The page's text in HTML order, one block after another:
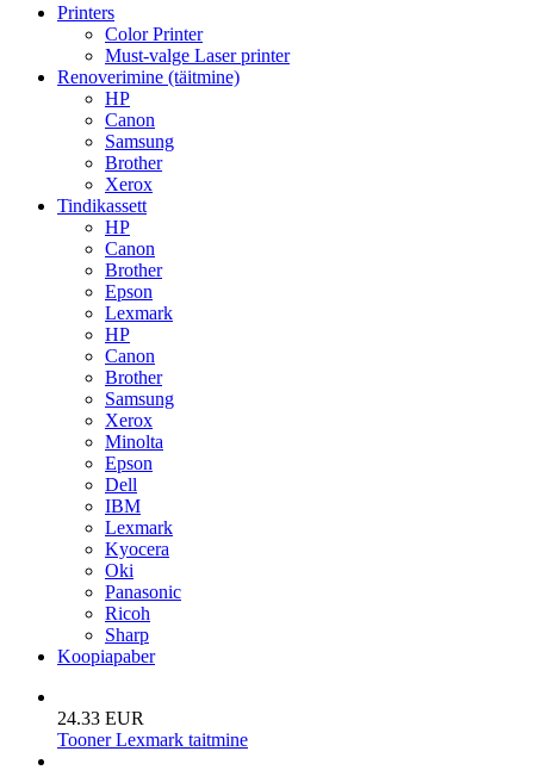
Printers
Color Printer
Must-valge Laser printer
Renoverimine (täitmine)
HP
Canon
Samsung
Brother
Xerox
Tindikassett
HP
Canon
Brother
Epson
Lexmark
HP
Canon
Brother
Samsung
Xerox
Minolta
Epson
Dell
IBM
Lexmark
Kyocera
Oki
Panasonic
Ricoh
Sharp
Koopiapaber
24.33 EUR
Tooner Lexmark taitmine